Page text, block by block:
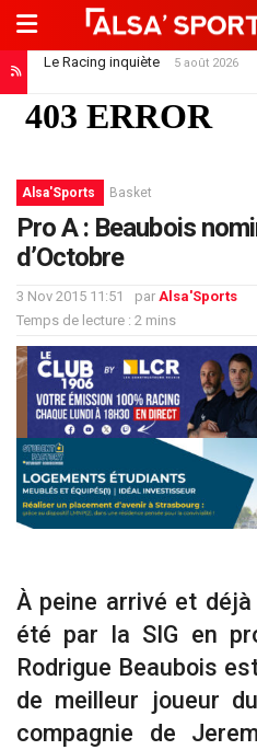
Le Racing inquiète 5 août 2026
Alsa'Sports Basket
Pro A : Beaubois
d’Octobre
3 Nov 2015 11:51 par Alsa'Sports
Temps de lecture : 2 mins
À peine arrivé et
été par la SIG en
Rodrigue Beaubois
de meilleur joueur
compagnie de